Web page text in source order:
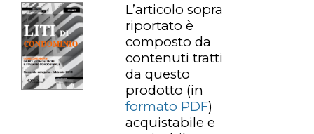
L’articolo sopra
riportato è
composto da
contenuti tratti
da questo
prodotto (in
formato PDF)
acquistabile e